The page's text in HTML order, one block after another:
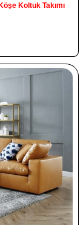
Koltuk Takımı